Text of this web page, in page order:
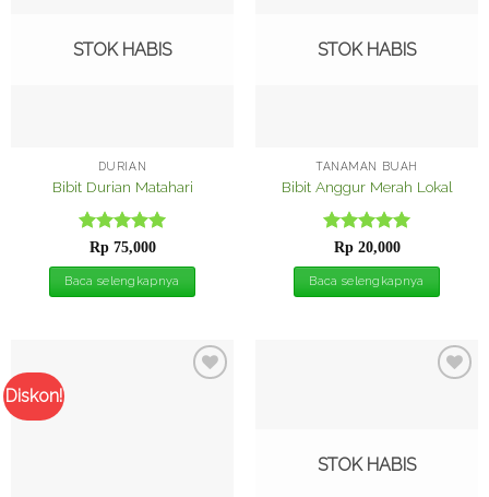
STOK HABIS
DURIAN
Bibit Durian Matahari
Dinilai5
dari 5
Rp75,000
Baca selengkapnya
STOK HABIS
TANAMAN BUAH
Bibit Anggur Merah Lokal
Dinilai5
dari 5
Rp20,000
Baca selengkapnya
Diskon!
STOK HABIS